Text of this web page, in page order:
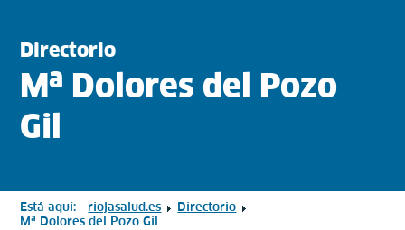
Directorio
Mª Dolores del Pozo
Gil
Está aquí: riojasalud.es
Directorio
Mª Dolores del Pozo Gil